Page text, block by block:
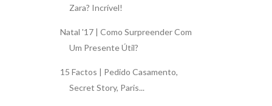
Zara? Incrível!
Natal '17 | Como Surpreender Com
Um Presente Útil?
15 Factos | Pedido Casamento,
Secret Story, Paris...